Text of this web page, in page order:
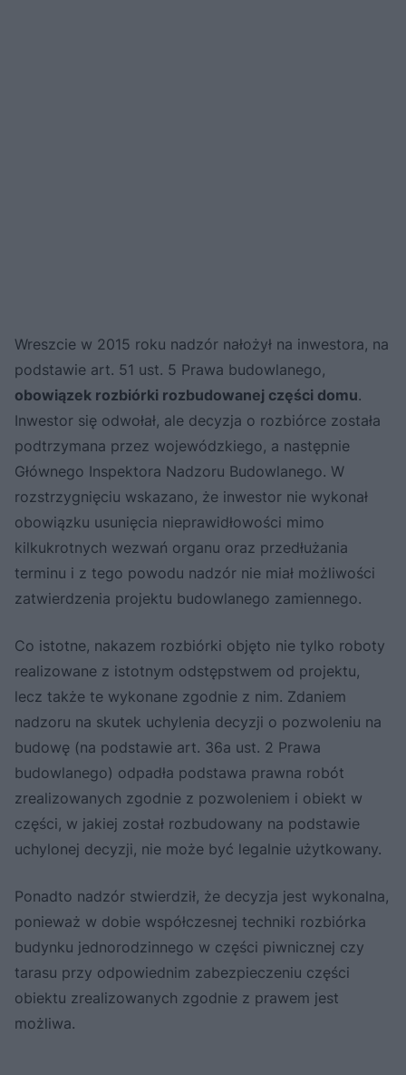
Wreszcie w 2015 roku nadzór nałożył na inwestora, na
podstawie art. 51 ust. 5 Prawa budowlanego,
obowiązek rozbiórki rozbudowanej części domu.
Inwestor się odwołał, ale decyzja o rozbiórce została
podtrzymana przez wojewódzkiego, a następnie
Głównego Inspektora Nadzoru Budowlanego. W
rozstrzygnięciu wskazano, że inwestor nie wykonał
obowiązku usunięcia nieprawidłowości mimo
kilkukrotnych wezwań organu oraz przedłużania
terminu i z tego powodu nadzór nie miał możliwości
zatwierdzenia projektu budowlanego zamiennego.
Co istotne, nakazem rozbiórki objęto nie tylko roboty
realizowane z istotnym odstępstwem od projektu,
lecz także te wykonane zgodnie z nim. Zdaniem
nadzoru na skutek uchylenia decyzji o pozwoleniu na
budowę (na podstawie art. 36a ust. 2 Prawa
budowlanego) odpadła podstawa prawna robót
zrealizowanych zgodnie z pozwoleniem i obiekt w
części, w jakiej został rozbudowany na podstawie
uchylonej decyzji, nie może być legalnie użytkowany.
Ponadto nadzór stwierdził, że decyzja jest wykonalna,
ponieważ w dobie współczesnej techniki rozbiórka
budynku jednorodzinnego w części piwnicznej czy
tarasu przy odpowiednim zabezpieczeniu części
obiektu zrealizowanych zgodnie z prawem jest
możliwa.